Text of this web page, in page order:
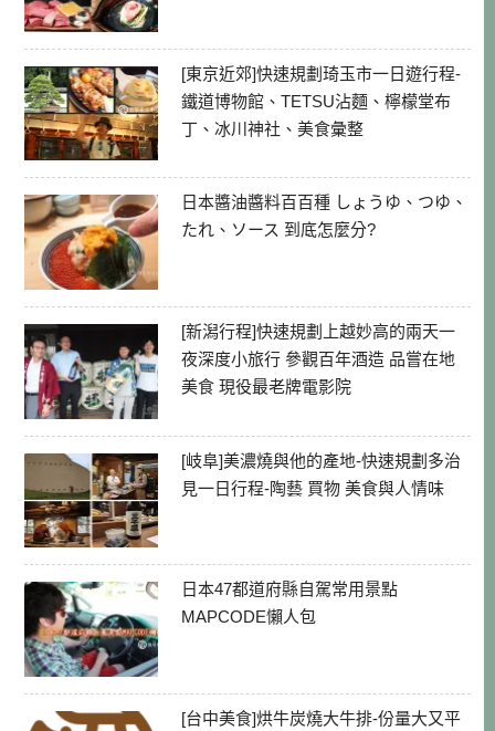
[東京近郊]快速規劃琦玉市一日遊行程-
鐵道博物館、TETSU沾麵、檸檬堂布
丁、冰川神社、美食彙整
日本醬油醬料百百種 しょうゆ、つゆ、
たれ、ソース 到底怎麼分?
[新潟行程]快速規劃上越妙高的兩天一
夜深度小旅行 參觀百年酒造 品嘗在地
美食 現役最老牌電影院
[岐阜]美濃燒與他的產地-快速規劃多治
見一日行程-陶藝 買物 美食與人情味
日本47都道府縣自駕常用景點
MAPCODE懶人包
[台中美食]烘牛炭燒大牛排-份量大又平